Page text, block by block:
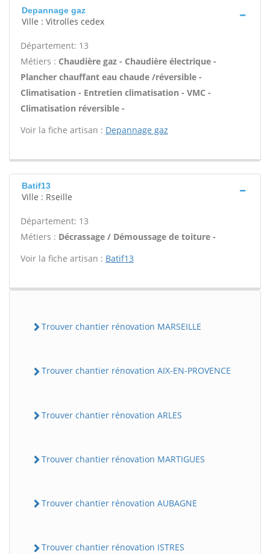
Depannage gaz
Ville : Vitrolles cedex
Département: 13
Métiers : Chaudière gaz - Chaudière électrique -
Plancher chauffant eau chaude /réversible -
Climatisation - Entretien climatisation - VMC -
Climatisation réversible -
Voir la fiche artisan : Depannage gaz
Batif13
Ville : Rseille
Département: 13
Métiers : Décrassage / Démoussage de toiture -
Voir la fiche artisan : Batif13
Trouver chantier rénovation MARSEILLE
Trouver chantier rénovation AIX-EN-PROVENCE
Trouver chantier rénovation ARLES
Trouver chantier rénovation MARTIGUES
Trouver chantier rénovation AUBAGNE
Trouver chantier rénovation ISTRES